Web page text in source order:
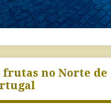
frutas no Norte de